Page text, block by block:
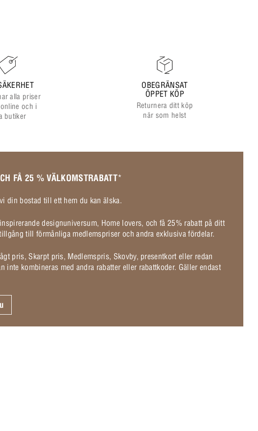
alla priser
och i
butiker
OBEGRÄNSAT
ÖPPET KÖP
Returnera ditt köp
när som helst
FÅ 25 % VÄLKOMSTRABATT*
din bostad till ett hem du kan älska.
designuniversum, Home lovers, och få 25% rabatt på ditt
till förmånliga medlemspriser och andra exklusiva fördelar.
pris, Skarpt pris, Medlemspris, Skovby, presentkort eller redan
inte kombineras med andra rabatter eller rabattkoder. Gäller endast